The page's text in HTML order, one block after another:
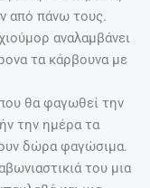
από πάνω τους.
αναλαμβάνει
τα κάρβουνα με
θα φαγωθεί την
την ημέρα τα
δώρα φαγώσιμα.
του μια